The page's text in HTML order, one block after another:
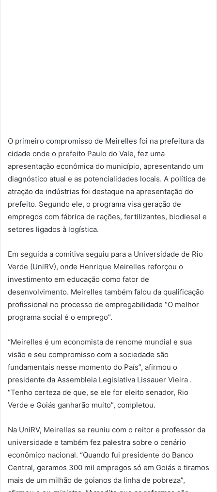
O primeiro compromisso de Meirelles foi na prefeitura da
cidade onde o prefeito Paulo do Vale, fez uma
apresentação econômica do município, apresentando um
diagnóstico atual e as potencialidades locais. A política de
atração de indústrias foi destaque na apresentação do
prefeito. Segundo ele, o programa visa geração de
empregos com fábrica de rações, fertilizantes, biodiesel e
setores ligados à logística.
Em seguida a comitiva seguiu para a Universidade de Rio
Verde (UniRV), onde Henrique Meirelles reforçou o
investimento em educação como fator de
desenvolvimento. Meirelles também falou da qualificação
profissional no processo de empregabilidade “O melhor
programa social é o emprego”.
“Meirelles é um economista de renome mundial e sua
visão e seu compromisso com a sociedade são
fundamentais nesse momento do País”, afirmou o
presidente da Assembleia Legislativa Lissauer Vieira .
“Tenho certeza de que, se ele for eleito senador, Rio
Verde e Goiás ganharão muito”, completou.
Na UniRV, Meirelles se reuniu com o reitor e professor da
universidade e também fez palestra sobre o cenário
econômico nacional. “Quando fui presidente do Banco
Central, geramos 300 mil empregos só em Goiás e tiramos
mais de um milhão de goianos da linha de pobreza”,